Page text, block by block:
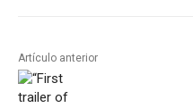
Artículo anterior